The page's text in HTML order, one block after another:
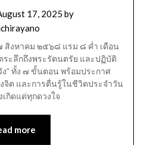
17, 2025 by
สิงหาคม ๒๕๖๘ แรม ๘ ค่ำ เดือน
ระลึกถึงพระรัตนตรัย และปฏิบัติ
” ทั้ง ๗ ขั้นตอน พร้อมประกาศ
จิต และการตื่นรู้ในชีวิตประจำวัน
กิดแด่ทุกดวงใจ
more